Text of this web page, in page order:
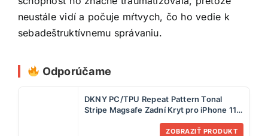
neustále vidí a počuje mŕtvych, čo ho vedie k
sebadeštruktívnemu správaniu.
Odporúčame
DKNY PC/TPU Repeat Pattern Tonal
Stripe Magsafe Zadní Kryt pro iPhone 11
ZOBRAZIŤ PRODUKT